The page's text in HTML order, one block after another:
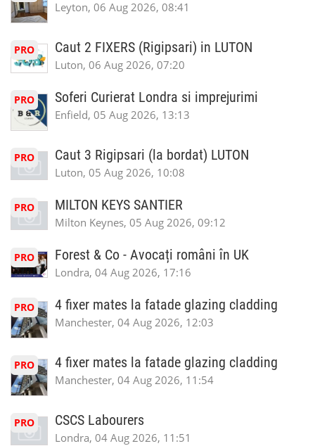
Leyton, 06 Aug 2026, 08:41
PRO Caut 2 FIXERS (Rigipsari) in LUTON
Luton, 06 Aug 2026, 07:20
PRO Soferi Curierat Londra si imprejurimi
Enfield, 05 Aug 2026, 13:13
PRO Caut 3 Rigipsari (la bordat) LUTON
Luton, 05 Aug 2026, 10:08
PRO MILTON KEYS SANTIER
Milton Keynes, 05 Aug 2026, 09:12
PRO Forest & Co - Avocați români în UK
Londra, 04 Aug 2026, 17:16
PRO 4 fixer mates la fatade glazing cladding
Manchester, 04 Aug 2026, 12:03
PRO 4 fixer mates la fatade glazing cladding
Manchester, 04 Aug 2026, 11:54
PRO CSCS Labourers
Londra, 04 Aug 2026, 11:51